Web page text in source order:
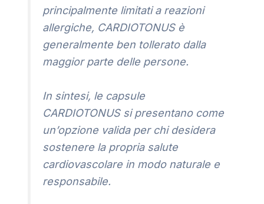
principalmente limitati a reazioni
allergiche, CARDIOTONUS è
generalmente ben tollerato dalla
maggior parte delle persone.
In sintesi, le capsule
CARDIOTONUS si presentano come
un’opzione valida per chi desidera
sostenere la propria salute
cardiovascolare in modo naturale e
responsabile.